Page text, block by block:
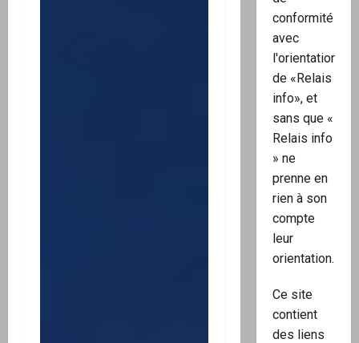
conformité
avec
l'orientation
de «Relais
info», et
sans que «
Relais info
» ne
prenne en
rien à son
compte
leur
orientation.
Ce site
contient
des liens